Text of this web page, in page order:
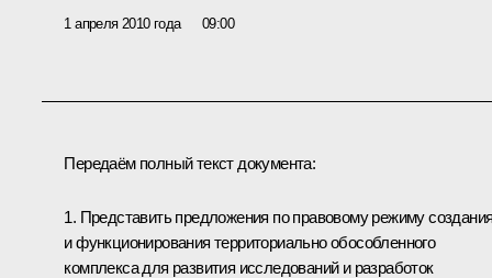
1 апреля 2010 года 09:00
Передаём полный текст документа:
1. Представить предложения по правовому режиму
и функционирования территориально обособленного
комплекса для развития исследований и разработок